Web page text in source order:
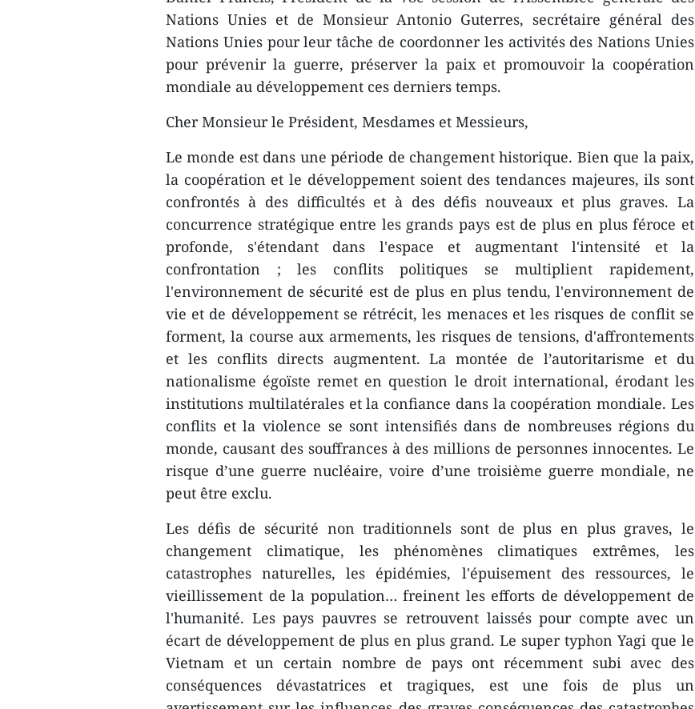
Nations Unies et de Monsieur Antonio Guterres, secrétaire général des
Nations Unies pour leur tâche de coordonner les activités des Nations Unies
pour prévenir la guerre, préserver la paix et promouvoir la coopération
mondiale au développement ces derniers temps.
Cher Monsieur le Président, Mesdames et Messieurs,
Le monde est dans une période de changement historique. Bien que la paix,
la coopération et le développement soient des tendances majeures, ils sont
confrontés à des difficultés et à des défis nouveaux et plus graves. La
concurrence stratégique entre les grands pays est de plus en plus féroce et
profonde, s'étendant dans l'espace et augmentant l'intensité et la
confrontation ; les conflits politiques se multiplient rapidement,
l'environnement de sécurité est de plus en plus tendu, l'environnement de
vie et de développement se rétrécit, les menaces et les risques de conflit se
forment, la course aux armements, les risques de tensions, d'affrontements
et les conflits directs augmentent. La montée de l’autoritarisme et du
nationalisme égoïste remet en question le droit international, érodant les
institutions multilatérales et la confiance dans la coopération mondiale. Les
conflits et la violence se sont intensifiés dans de nombreuses régions du
monde, causant des souffrances à des millions de personnes innocentes. Le
risque d’une guerre nucléaire, voire d’une troisième guerre mondiale, ne
peut être exclu.
Les défis de sécurité non traditionnels sont de plus en plus graves, le
changement climatique, les phénomènes climatiques extrêmes, les
catastrophes naturelles, les épidémies, l'épuisement des ressources, le
vieillissement de la population… freinent les efforts de développement de
l'humanité. Les pays pauvres se retrouvent laissés pour compte avec un
écart de développement de plus en plus grand. Le super typhon Yagi que le
Vietnam et un certain nombre de pays ont récemment subi avec des
conséquences dévastatrices et tragiques, est une fois de plus un